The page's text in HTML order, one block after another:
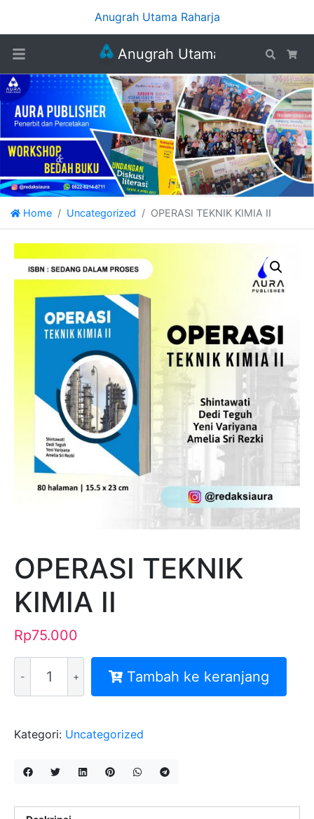
Anugrah Utama Raharja
Anugrah Utama Raharja Search
Home Uncategorized OPERASI TEKNIK KIMIA II
OPERASI TEKNIK
KIMIA II
Rp75.000
OPERASI
TEKNIK
II
Tambah ke keranjang
Kategori: Uncategorized